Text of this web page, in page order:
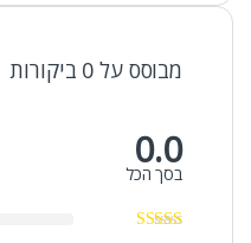
מבוסס על 0 ביקורות
0.0
בסך הכל